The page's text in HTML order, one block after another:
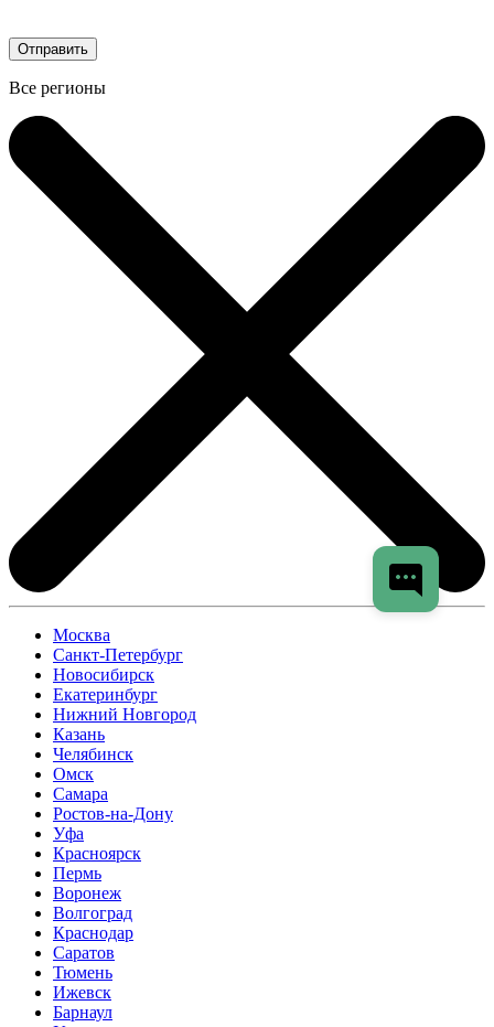
Все регионы
Москва
Санкт-Петербург
Новосибирск
Екатеринбург
Нижний Новгород
Казань
Челябинск
Омск
Самара
Ростов-на-Дону
Уфа
Красноярск
Пермь
Воронеж
Волгоград
Краснодар
Саратов
Тюмень
Ижевск
Барнаул